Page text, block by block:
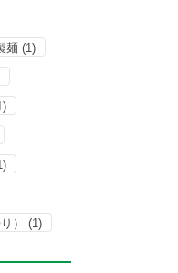
麺 (1)
） (1)